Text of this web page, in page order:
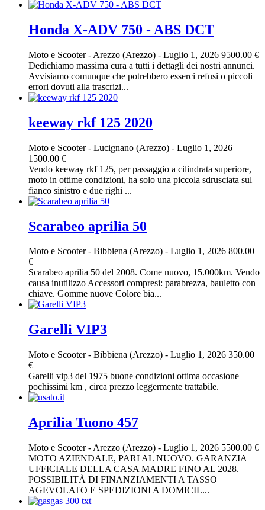
Honda X-ADV 750 - ABS DCT
Moto e Scooter- Arezzo (Arezzo) - Luglio 1, 2026 9500.00 €
Dedichiamo massima cura a tutti i dettagli dei nostri annunci.
Avvisiamo comunque che potrebbero esserci refusi o piccoli
errori dovuti alla trascrizi...
keeway rkf 125 2020
Moto e Scooter- Lucignano (Arezzo) - Luglio 1, 2026
1500.00 €
Vendo keeway rkf 125, per passaggio a cilindrata superiore,
moto in ottime condizioni, ha solo una piccola sdrusciata sul
fianco sinistro e due righi ...
Scarabeo aprilia 50
Moto e Scooter- Bibbiena (Arezzo) - Luglio 1, 2026 800.00
€
Scarabeo aprilia 50 del 2008. Come nuovo, 15.000km. Vendo
causa inutilizzo Accessori compresi: parabrezza, bauletto con
chiave. Gomme nuove Colore bia...
Garelli VIP3
Moto e Scooter- Bibbiena (Arezzo) - Luglio 1, 2026 350.00
€
Garelli vip3 del 1975 buone condizioni ottima occasione
pochissimi km , circa prezzo leggermente trattabile.
Aprilia Tuono 457
Moto e Scooter- Arezzo (Arezzo) - Luglio 1, 2026 5500.00 €
MOTO AZIENDALE, PARI AL NUOVO. GARANZIA
UFFICIALE DELLA CASA MADRE FINO AL 2028.
POSSIBILITÀ DI FINANZIAMENTI A TASSO
AGEVOLATO E SPEDIZIONI A DOMICIL...